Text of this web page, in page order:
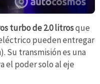
turbo de 2.0 litrosque
pueden entregar
Su transmisión es una
el poder solo al eje